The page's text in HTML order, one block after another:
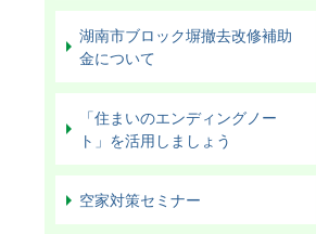
湖南市ブロック塀撤去改修補助
金について
「住まいのエンディングノー
ト」を活用しましょう
空家対策セミナー